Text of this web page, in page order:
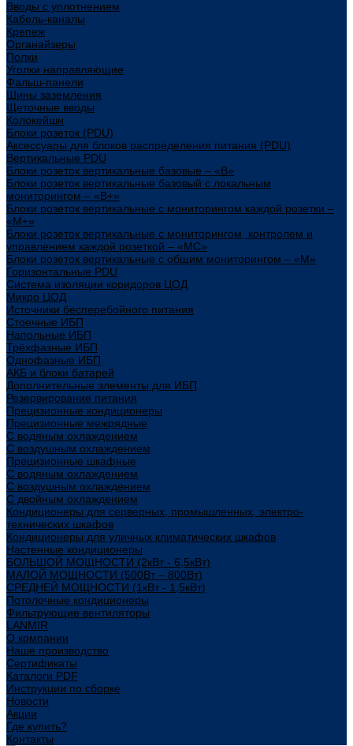
Вводы с уплотнением
Кабель-каналы
Крепеж
Органайзеры
Полки
Уголки направляющие
Фальш-панели
Шины заземления
Щеточные вводы
Колокейшн
Блоки розеток (PDU)
Аксессуары для блоков распределения питания (PDU)
Вертикальные PDU
Блоки розеток вертикальные базовые – «В»
Блоки розеток вертикальные базовый с локальным
мониторингом – «В+»
Блоки розеток вертикальные с мониторингом каждой розетки –
«М+»
Блоки розеток вертикальные с мониторингом, контролем и
управлением каждой розеткой – «МС»
Блоки розеток вертикальные с общим мониторингом – «М»
Горизонтальные PDU
Система изоляции коридоров ЦОД
Микро ЦОД
Источники бесперебойного питания
Стоечные ИБП
Напольные ИБП
Трёхфазные ИБП
Однофазные ИБП
АКБ и блоки батарей
Дополнительные элементы для ИБП
Резервирование питания
Прецизионные кондиционеры
Прецизионные межрядные
С водяным охлаждением
С воздушным охлаждением
Прецизионные шкафные
С водяным охлаждением
С воздушным охлаждением
С двойным охлаждением
Кондиционеры для серверных, промышленных, электро-
технических шкафов
Кондиционеры для уличных климатических шкафов
Настенные кондиционеры
БОЛЬШОЙ МОЩНОСТИ (2кВт - 6,5кВт)
МАЛОЙ МОЩНОСТИ (500Вт – 800Вт)
СРЕДНЕЙ МОЩНОСТИ (1кВт - 1,5кВт)
Потолочные кондиционеры
Фильтрующие вентиляторы
LANMIR
О компании
Наше производство
Сертификаты
Каталоги PDF
Инструкции по сборке
Новости
Акции
Где купить?
Контакты